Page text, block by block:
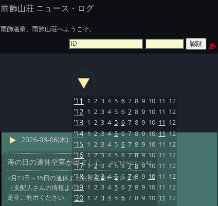
雨飾山荘 ニュース・ログ
雨飾温泉、雨飾山荘へようこそ。
2026-08-06(木)
海の日の連休空室が出ました #5 '13 6/27 15:42
7月13日～15日の連休まだお部屋空いています。
（支配人さんの情報より）
是非ご利用ください。
'11 1 2 3 4 5 6 7 8 9 10 11 12
'12 1 2 3 4 5 6 7 8 9 10 11 12
'13 1 2 3 4 5 6 7 8 9 10 11 12
'14 1 2 3 4 5 6 7 8 9 10 11 12
'15 1 2 3 4 5 6 7 8 9 10 11 12
'16 1 2 3 4 5 6 7 8 9 10 11 12
'17 1 2 3 4 5 6 7 8 9 10 11 12
'18 1 2 3 4 5 6 7 8 9 10 11 12
'19 1 2 3 4 5 6 7 8 9 10 11 12
'20 1 2 3 4 5 6 7 8 9 10 11 12